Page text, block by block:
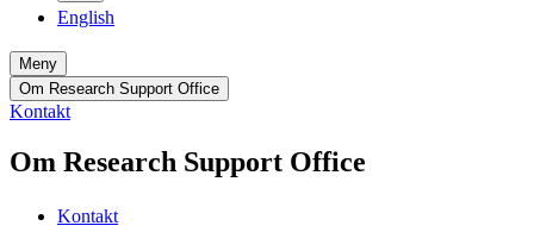
English
Meny
Om Research Support Office
Kontakt
Om Research Support Office
Kontakt